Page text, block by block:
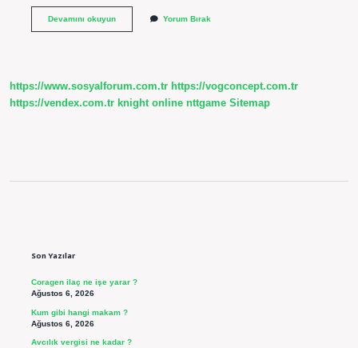
Devamını okuyunFiilimsi
Yorum Bırak
https://www.sosyalforum.com.tr https://vogconcept.com.tr
https://vendex.com.tr knight online nttgame Sitemap
Son Yazılar
Coragen ilaç ne işe yarar ?
Ağustos 6, 2026
Kum gibi hangi makam ?
Ağustos 6, 2026
Avcılık vergisi ne kadar ?